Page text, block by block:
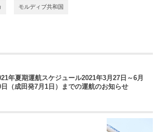
モルディブ共和国
年夏期運航スケジュール2021年3月27日～6月
日（成田発7月1日）までの運航のお知らせ